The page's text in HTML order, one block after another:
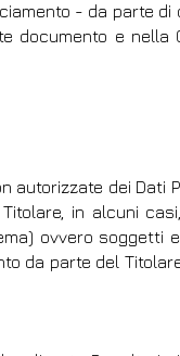
- da parte
e nella
autorizzate dei
in alcuni
ovvero
da parte del